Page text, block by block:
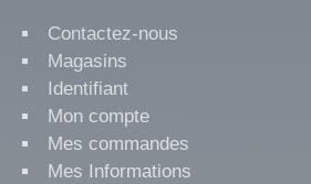
Contactez-nous
Magasins
Identifiant
Mon compte
Mes commandes
Mes Informations